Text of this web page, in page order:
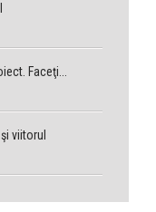
Faceţi...
viitorul